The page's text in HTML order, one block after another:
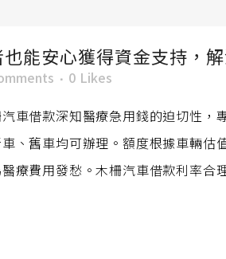
能安心獲得資金支持，
0 Likes
車借款深知醫療急用錢的迫切性
、舊車均可辦理。額度根據車輛
療費用發愁。木柵汽車借款利率